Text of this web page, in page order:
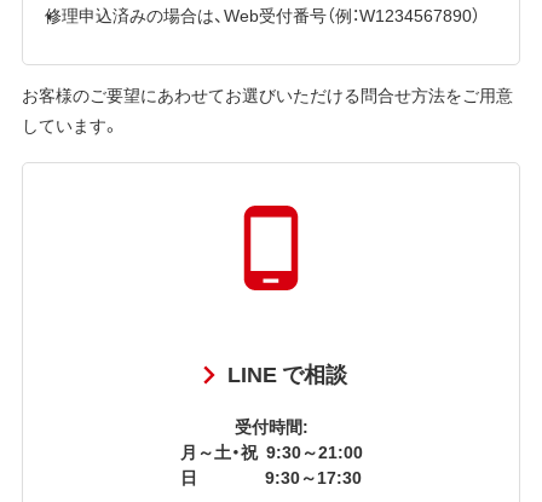
修理申込済みの場合は、Web受付番号（例：W1234567890）
お客様のご要望にあわせてお選びいただける問合せ方法をご用意
しています。
LINE で相談
受付時間:
月～土・祝 9:30～21:00
日
9:30～17:30